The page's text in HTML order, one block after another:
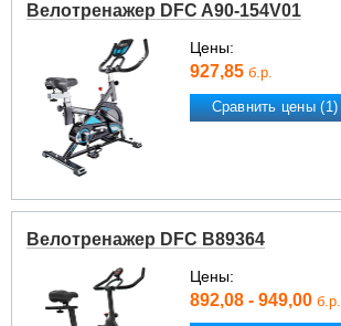
Велотренажер DFC A90-154V01
Цены:
927,85 б.р.
Сравнить цены (1)
Велотренажер DFC B89364
Цены:
892,08 - 949,00 б.р.